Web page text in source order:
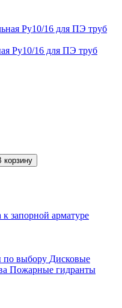
Ру10/16 для ПЭ труб
корзину
запорной арматуре
по выбору Дисковые
Пожарные гидранты